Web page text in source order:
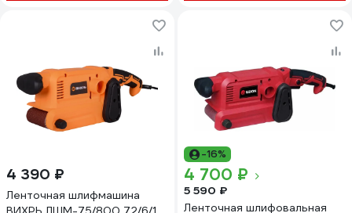
4 390 ₽
Ленточная шлифмашина
-16%
4 700 ₽
5 590 ₽
Ленточная шлифовальная